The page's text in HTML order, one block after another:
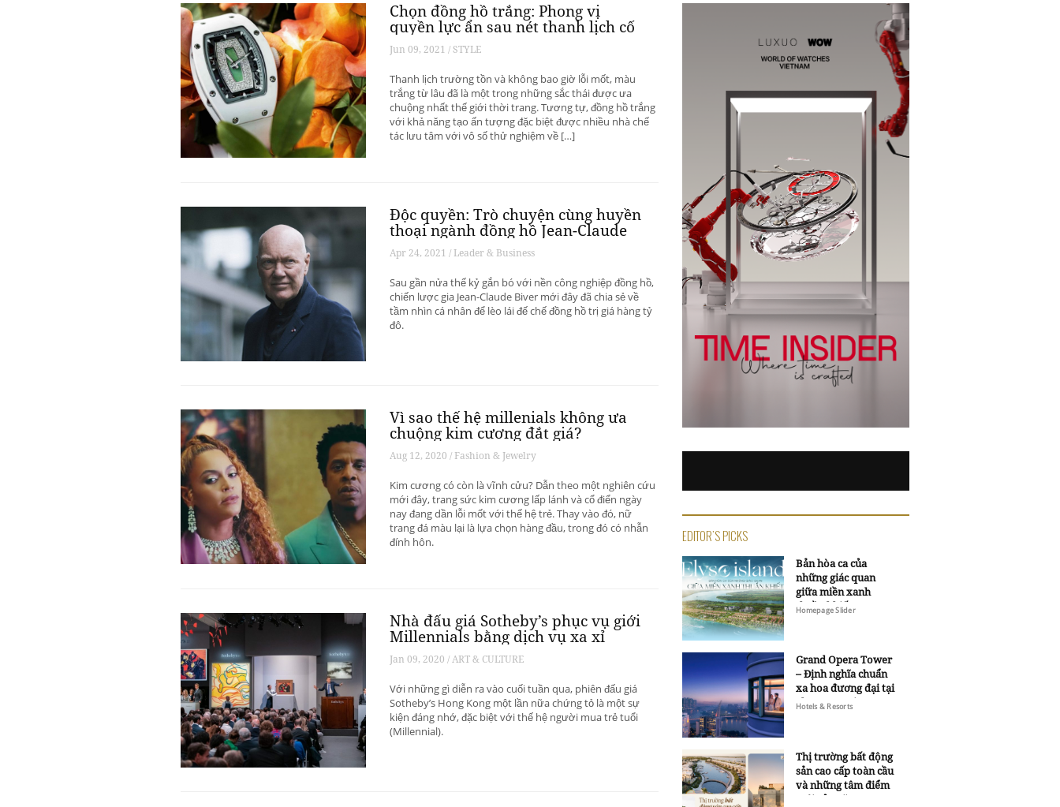
Chọn đồng hồ trắng: Phong vị
quyền lực ẩn sau nét thanh lịch cố
hữu
Jun 09, 2021 / STYLE
Thanh lịch trường tồn và không bao giờ lỗi mốt, màu
trắng từ lâu đã là một trong những sắc thái được ưa
chuộng nhất thế giới thời trang. Tương tự, đồng hồ trắng
với khả năng tạo ấn tượng đặc biệt được nhiều nhà chế
tác lưu tâm với vô số thử nghiệm về […]
Độc quyền: Trò chuyện cùng huyền
thoại ngành đồng hồ Jean-Claude
Biver
Apr 24, 2021 / Leader & Business
Sau gần nửa thế kỷ gắn bó với nền công nghiệp đồng hồ,
chiến lược gia Jean-Claude Biver mới đây đã chia sẻ về
tầm nhìn cá nhân để lèo lái đế chế đồng hồ trị giá hàng tỷ
đô.
Vì sao thế hệ millenials không ưa
chuộng kim cương đắt giá?
Aug 12, 2020 / Fashion & Jewelry
Kim cương có còn là vĩnh cửu? Dẫn theo một nghiên cứu
mới đây, trang sức kim cương lấp lánh và cổ điển ngày
nay đang dần lỗi mốt với thế hệ trẻ. Thay vào đó, nữ
trang đá màu lại là lựa chọn hàng đầu, trong đó có nhẫn
đính hôn.
Nhà đấu giá Sotheby’s phục vụ giới
Millennials bằng dịch vụ xa xỉ
Jan 09, 2020 / ART & CULTURE
Với những gì diễn ra vào cuối tuần qua, phiên đấu giá
Sotheby’s Hong Kong một lần nữa chứng tỏ là một sự
kiện đáng nhớ, đặc biệt với thế hệ người mua trẻ tuổi
(Millennial).
EDITOR'S PICKS
Bản hòa ca của
những giác quan
giữa miền xanh
thuần khiết
Homepage Slider
Grand Opera Tower
– Định nghĩa chuẩn
xa hoa đương đại tại
Sheraton Saigon
Hotels & Resorts
Thị trường bất động
sản cao cấp toàn cầu
và những tâm điểm
mới của năm 2026